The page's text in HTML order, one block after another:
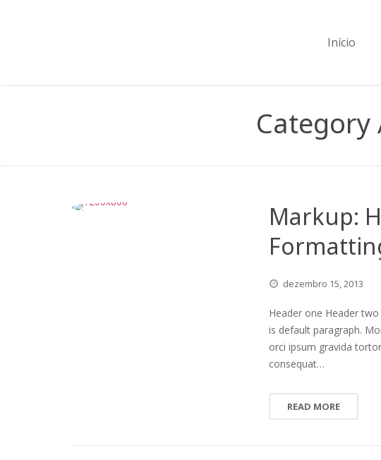
Início
Category
Markup:
dezembro 15,2013
Header one Header
is default paragraph.
orci ipsum gravida
consequat…
READ MORE